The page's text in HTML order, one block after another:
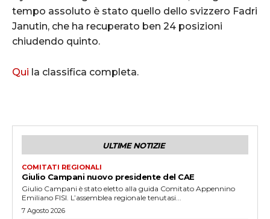
tempo assoluto è stato quello dello svizzero Fadri
Janutin, che ha recuperato ben 24 posizioni
chiudendo quinto.
Qui la classifica completa.
ULTIME NOTIZIE
COMITATI REGIONALI
Giulio Campani nuovo presidente del CAE
Giulio Campani è stato eletto alla guida Comitato Appennino
Emiliano FISI. L’assemblea regionale tenutasi...
7 Agosto 2026